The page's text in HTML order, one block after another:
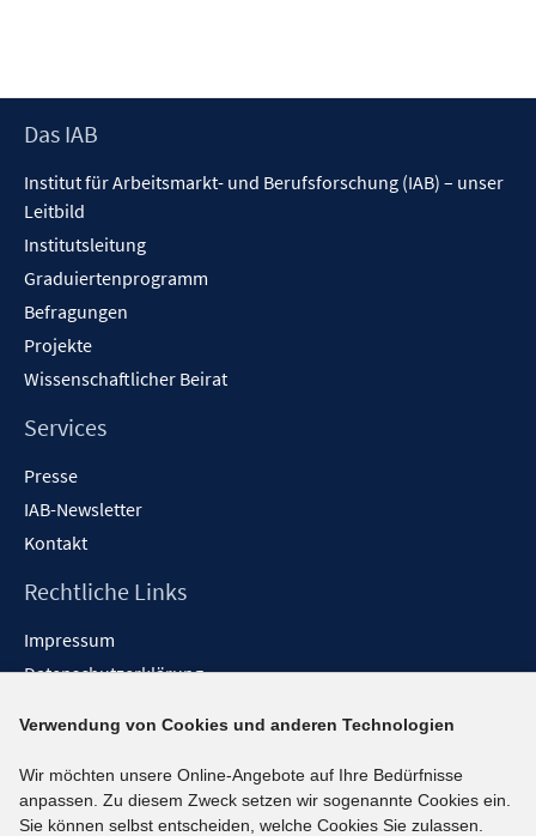
Footer
Das IAB
Institut für Arbeitsmarkt- und Berufsforschung (IAB) – unser
Leitbild
Institutsleitung
Graduiertenprogramm
Befragungen
Projekte
Wissenschaftlicher Beirat
Services
Presse
IAB-Newsletter
Kontakt
Rechtliche Links
Impressum
Datenschutzerklärung
Barrieren melden
Social-Media-Kanäle
Verwendung von Cookies und anderen Technologien
Wir möchten unsere Online-Angebote auf Ihre Bedürfnisse
anpassen. Zu diesem Zweck setzen wir sogenannte Cookies ein.
Sie können selbst entscheiden, welche Cookies Sie zulassen.